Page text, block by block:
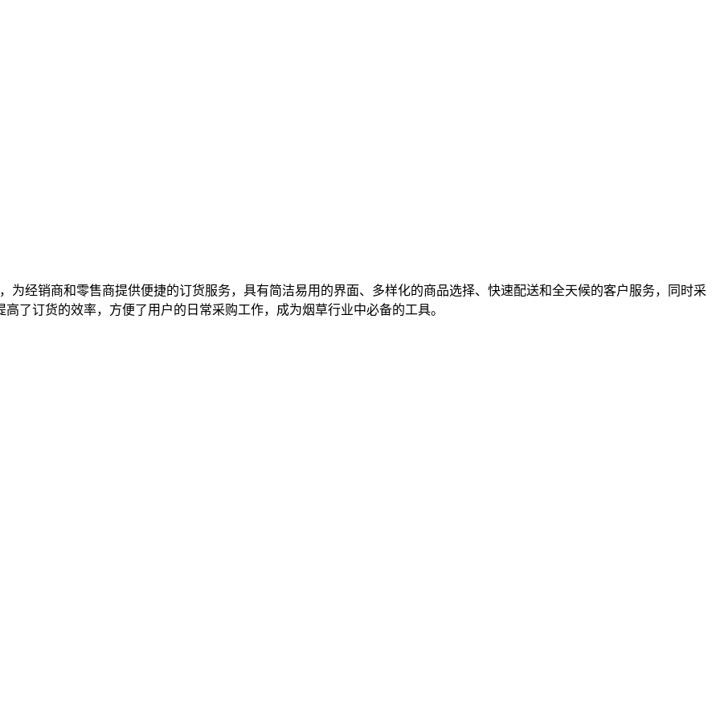
为经销商和零售商提供便捷的订货服务，具有简洁易用的界面、多样化的商品选择、快速配送和全天候的客户服务，同时采
了订货的效率，方便了用户的日常采购工作，成为烟草行业中必备的工具。